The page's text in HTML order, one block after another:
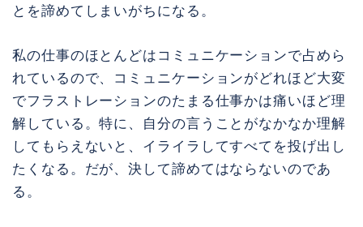
とを諦めてしまいがちになる。
私の仕事のほとんどはコミュニケーションで占めら
れているので、コミュニケーションがどれほど大変
でフラストレーションのたまる仕事かは痛いほど理
解している。特に、自分の言うことがなかなか理解
してもらえないと、イライラしてすべてを投げ出し
たくなる。だが、決して諦めてはならないのであ
る。